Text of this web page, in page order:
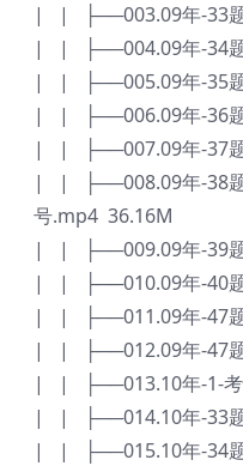
| | ├──003.09年-33
| | ├──004.09年-34题
| | ├──005.09年-35题
| | ├──006.09年-36
| | ├──007.09年-37题
| | ├──008.09年-38题
号.mp4 36.16M
| | ├──009.09年-39题
| | ├──010.09年-40题
| | ├──011.09年-47题
| | ├──012.09年-47题
| | ├──013.10年-1-考
| | ├──014.10年-33题
| | ├──015.10年-34题